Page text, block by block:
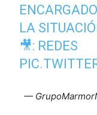
LA
🎥: REDES
—